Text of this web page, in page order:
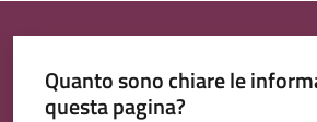
Quanto sono chiare le
questa pagina?